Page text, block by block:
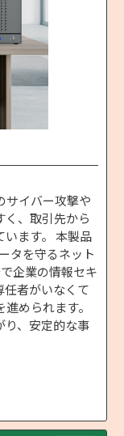
サイバー攻撃や
く、取引先から
います。 本製品
タを守るネット
企業の情報セキ
任者がいなくて
められます。
り、安定的な事